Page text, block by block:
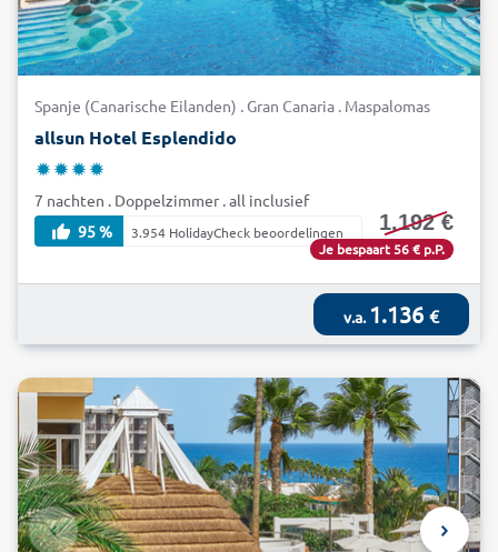
Spanje (Canarische Eilanden) . Gran Canaria . Maspalomas
allsun Hotel Esplendido
7 nachten . Doppelzimmer . all inclusief
95 %
3.954 HolidayCheck beoordelingen 1.192 €
Je bespaart 56 € p.P.
v.a.1.136 €